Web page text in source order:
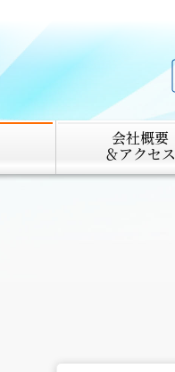
会社概要
＆アクセス